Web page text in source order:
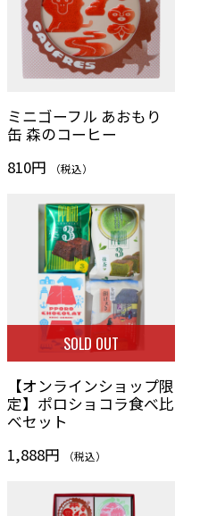
ミニゴーフル あおもり
缶 森のコーヒー
810円
（税込）
SOLD OUT
【オンラインショップ限
定】ポロショコラ食べ比
べセット
1,888円
（税込）